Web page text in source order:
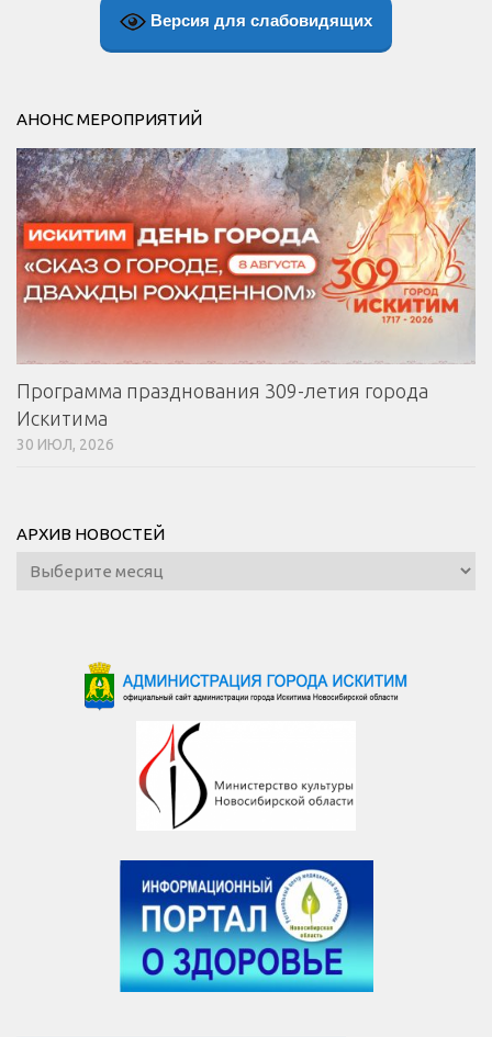
Версия для слабовидящих
АНОНС МЕРОПРИЯТИЙ
Программа празднования 309-летия города
Искитима
30 ИЮЛ, 2026
АРХИВ НОВОСТЕЙ
Архив
новостей